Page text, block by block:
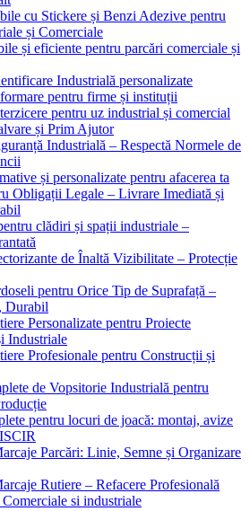
cu Stickere și Benzi Adezive pentru
și Comerciale
și eficiente pentru parcări comerciale și
Industrială personalizate
pentru firme și instituții
pentru uz industrial și comercial
și Prim Ajutor
Industrială – Respectă Normele de
și personalizate pentru afacerea ta
Obligații Legale – Livrare Imediată și
clădiri și spații industriale –
de Înaltă Vizibilitate – Protecție
pentru Orice Tip de Suprafață –
Durabil
Personalizate pentru Proiecte
Industriale
Profesionale pentru Construcții și
de Vopsitorie Industrială pentru
pentru locuri de joacă: montaj, avize
Parcări: Linie, Semne și Organizare
Rutiere – Refacere Profesională
si industriale